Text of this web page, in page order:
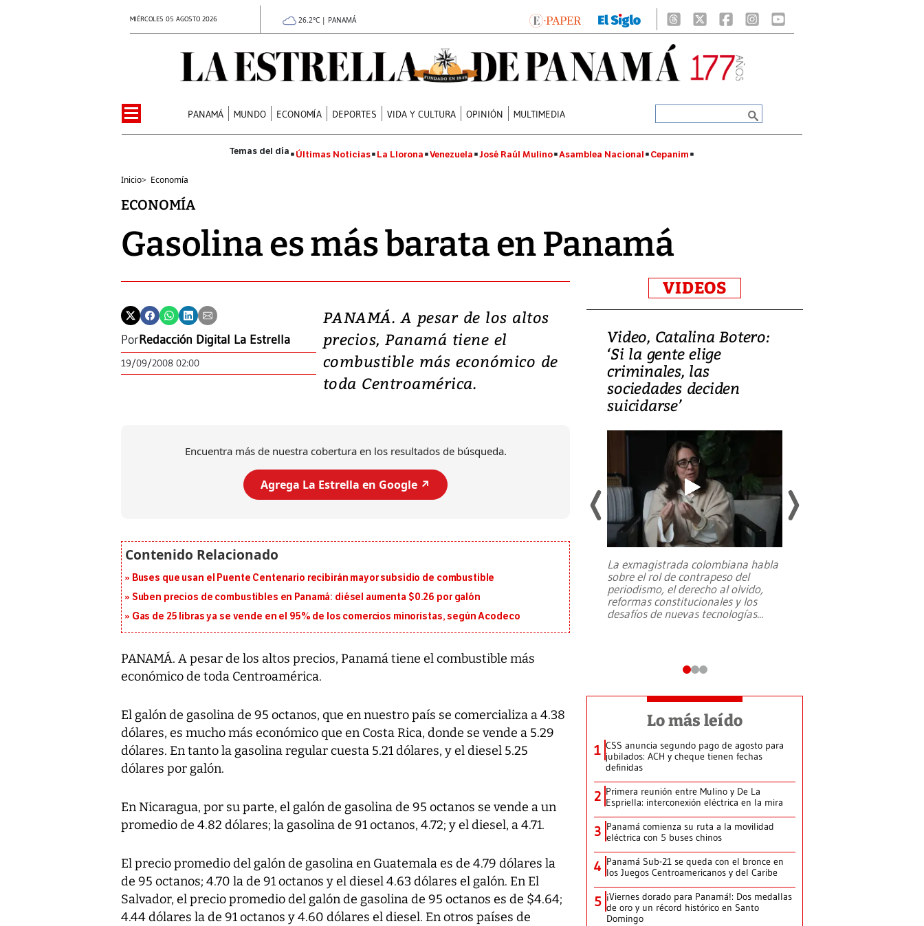
MIÉRCOLES 05 AGOSTO 2026 26.2°C | PANAMÁ
PANAMÁ MUNDO ECONOMÍA DEPORTES VIDA Y CULTURA OPINIÓN MULTIMEDIA
Últimas Noticias La Llorona Venezuela José Raúl Mulino Asamblea Nacional Cepanim
Inicio> Economía
ECONOMÍA
Gasolina es más barata en Panamá
PorRedacción Digital La Estrella
19/09/2008 02:00
PANAMÁ. A pesar de los altos
precios, Panamá tiene el
combustible más económico de
toda Centroamérica.
Encuentra más de nuestra cobertura en los resultados de búsqueda.
Agrega La Estrella en Google ↗️
Buses que usan el Puente Centenario recibirán mayor subsidio de combustible
Suben precios de combustibles en Panamá: diésel aumenta $0.26 por galón
Gas de 25 libras ya se vende en el 95% de los comercios minoristas, según Acodeco
PANAMÁ. A pesar de los altos precios, Panamá tiene el combustible más
económico de toda Centroamérica.
El galón de gasolina de 95 octanos, que en nuestro país se comercializa a 4.38
dólares, es mucho más económico que en Costa Rica, donde se vende a 5.29
dólares. En tanto la gasolina regular cuesta 5.21 dólares, y el diesel 5.25
dólares por galón.
En Nicaragua, por su parte, el galón de gasolina de 95 octanos se vende a un
promedio de 4.82 dólares; la gasolina de 91 octanos, 4.72; y el diesel, a 4.71.
El precio promedio del galón de gasolina en Guatemala es de 4.79 dólares la
de 95 octanos; 4.70 la de 91 octanos y el diesel 4.63 dólares el galón. En El
Salvador, el precio promedio del galón de gasolina de 95 octanos es de $4.64;
4.44 dólares la de 91 octanos y 4.60 dólares el diesel. En otros países de
VIDEOS
Video, Japón: Terremoto
deja heridos y graves
daños en Kumamoto
7,1 se registró este martes 28 de
emergencia de gran...
Video, Catalina Botero:
‘Si la gente elige
criminales, las
sociedades deciden
suicidarse’
La exmagistrada colombiana habla
sobre el rol de contrapeso del
periodismo, el derecho al olvido,
reformas constitucionales y los
desafíos de nuevas tecnologías...
Lo más leído
1 CSS anuncia segundo pago de agosto para
jubilados: ACH y cheque tienen fechas
definidas
2 Primera reunión entre Mulino y De La
Espriella: interconexión eléctrica en la mira
3 Panamá comienza su ruta a la movilidad
eléctrica con 5 buses chinos
4 Panamá Sub-21 se queda con el bronce en
los Juegos Centroamericanos y del Caribe
5 ¡Viernes dorado para Panamá!: Dos medallas
de oro y un récord histórico en Santo
Domingo